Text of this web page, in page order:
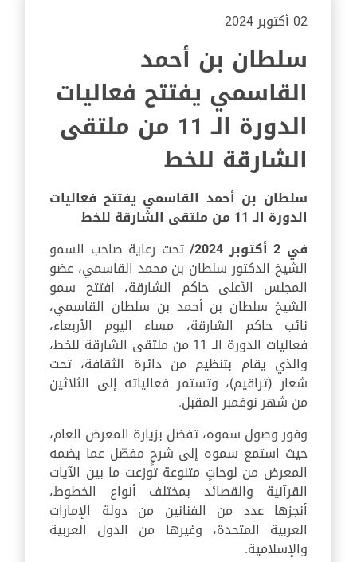
02 أكتوبر 2024
سلطان بن أحمد
القاسمي يفتتح فعاليات
الدورة الـ 11 من ملتقى
الشارقة للخط
سلطان بن أحمد القاسمي يفتتح فعاليات
الدورة الـ 11 من ملتقى الشارقة للخط
في 2 أكتوبر 2024/
تحت رعاية صاحب السمو
الشيخ الدكتور سلطان بن محمد القاسمي، عضو
المجلس الأعلى حاكم الشارقة، افتتح سمو
الشيخ سلطان بن أحمد بن سلطان القاسمي،
نائب حاكم الشارقة، مساء اليوم الأربعاء،
فعاليات الدورة الـ 11 من ملتقى الشارقة للخط،
والذي يقام بتنظيم من دائرة الثقافة، تحت
شعار (تراقيم)، وتستمر فعالياته إلى الثلاثين
من شهر نوفمبر المقبل.
وفور وصول سموه، تفضل بزيارة المعرض العام،
حيث استمع سموه إلى شرحٍ مفصّل عما يضمه
المعرض من لوحاتٍ متنوعة توزعت ما بين الآيات
القرآنية والقصائد بمختلف أنواع الخطوط،
أنجزها عدد من الفنانين من دولة الإمارات
العربية المتحدة، وغيرها من الدول العربية
والإسلامية.